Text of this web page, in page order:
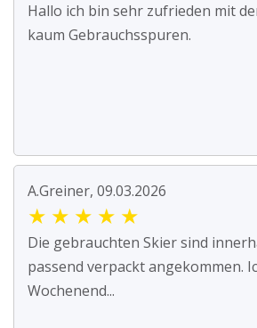
Hallo ich bin sehr zufrieden mit
kaum Gebrauchsspuren.
A.Greiner, 09.03.2026
★ ★ ★ ★ ★
Die gebrauchten Skier sind
passend verpackt angekommen.
Wochenend...